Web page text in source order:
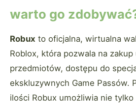
warto go
Robux to oficjalna, wirtualna
Roblox, która pozwala na zakup
przedmiotów, dostępu do
ekskluzywnych Game Passów.
ilości Robux umożliwia nie tylko